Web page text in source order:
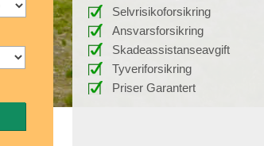
Selvrisikoforsikring
Ansvarsforsikring
Skadeassistanseavgift
Tyveriforsikring
Priser Garantert